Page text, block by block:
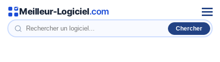
Meilleur-Logiciel.com